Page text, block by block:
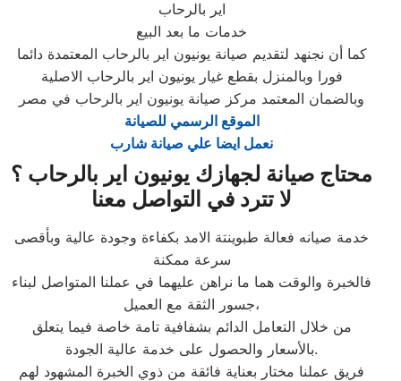
اير بالرحاب
خدمات ما بعد البيع
كما أن نجنهد لتقديم صيانة يونيون اير بالرحاب المعتمدة دائما
فورا وبالمنزل بقطع غيار يونيون اير بالرحاب الاصلية
وبالضمان المعتمد مركز صيانة يونيون اير بالرحاب في مصر
الموقع الرسمي للصيانة
نعمل ايضا علي صيانة شارب
محتاج صيانة لجهازك يونيون اير بالرحاب ؟
لا تترد في التواصل معنا
خدمة صيانه فعالة طبوينتة الامد بكفاءة وجودة عالية وبأقصى
سرعة ممكنة
فالخبرة والوقت هما ما نراهن عليهما في عملنا المتواصل لبناء
جسور الثقة مع العميل،
من خلال التعامل الدائم بشفافية تامة خاصة فيما يتعلق
بالأسعار والحصول على خدمة عالية الجودة.
فريق عملنا مختار بعناية فائقة من ذوي الخبرة المشهود لهم